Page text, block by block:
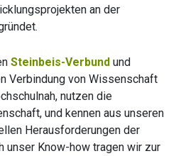
an der
Steinbeis-Verbund und
Verbindung von Wissenschaft
nutzen die
und kennen aus unseren
Herausforderungen der
unser Know-how tragen wir zur